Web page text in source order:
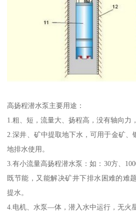
高扬程潜水泵主要用途：
1.粗、短，流量大、扬程高，没有轴向力
2.深井、矿中提取地下水，可用于金矿、
地排水使用。
3.有小流量高扬程潜水泵：如：30方、
既节能，又能解决矿井下排水困难的难
提水。
4.电机、水泵—体，潜入水中运行，无火